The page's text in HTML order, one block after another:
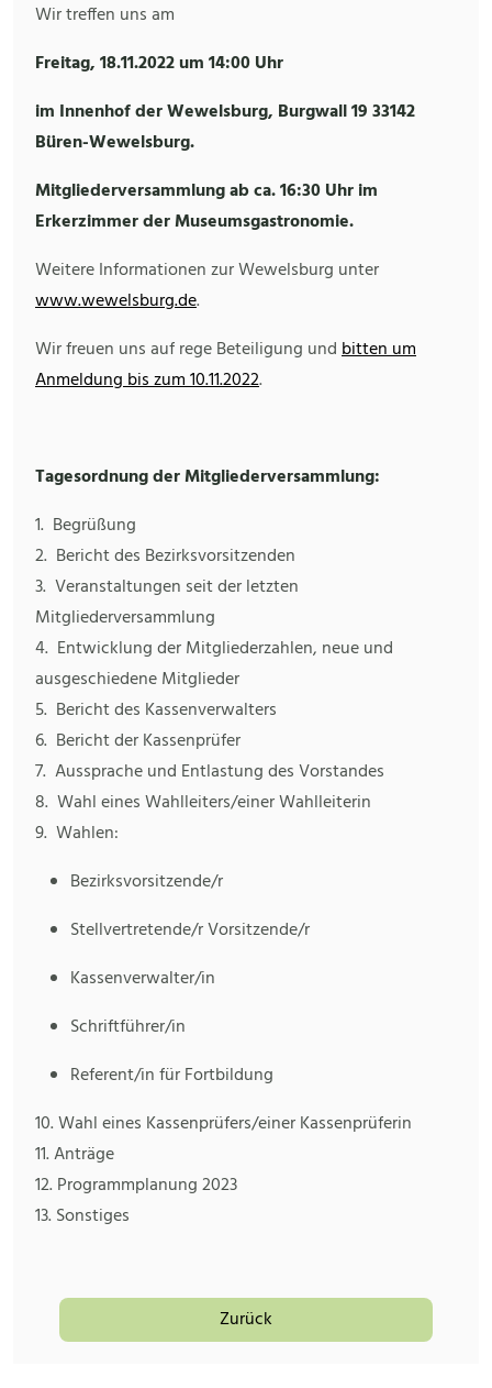
Wir treffen uns am
Freitag, 18.11.2022 um 14:00 Uhr
im Innenhof der Wewelsburg, Burgwall 19 33142
Büren-Wewelsburg.
Mitgliederversammlung ab ca. 16:30 Uhr im
Erkerzimmer der Museumsgastronomie.
Weitere Informationen zur Wewelsburg unter
www.wewelsburg.de.
Wir freuen uns auf rege Beteiligung undbitten um
Anmeldung bis zum 10.11.2022.
Tagesordnung der Mitgliederversammlung:
1. Begrüßung
2. Bericht des Bezirksvorsitzenden
3. Veranstaltungen seit der letzten
Mitgliederversammlung
4. Entwicklung der Mitgliederzahlen, neue und
ausgeschiedene Mitglieder
5. Bericht des Kassenverwalters
6. Bericht der Kassenprüfer
7. Aussprache und Entlastung des Vorstandes
8. Wahl eines Wahlleiters/einer Wahlleiterin
9. Wahlen:
Bezirksvorsitzende/r
Stellvertretende/r Vorsitzende/r
Kassenverwalter/in
Schriftführer/in
Referent/in für Fortbildung
10. Wahl eines Kassenprüfers/einer Kassenprüferin
11. Anträge
12. Programmplanung 2023
13. Sonstiges
Zurück